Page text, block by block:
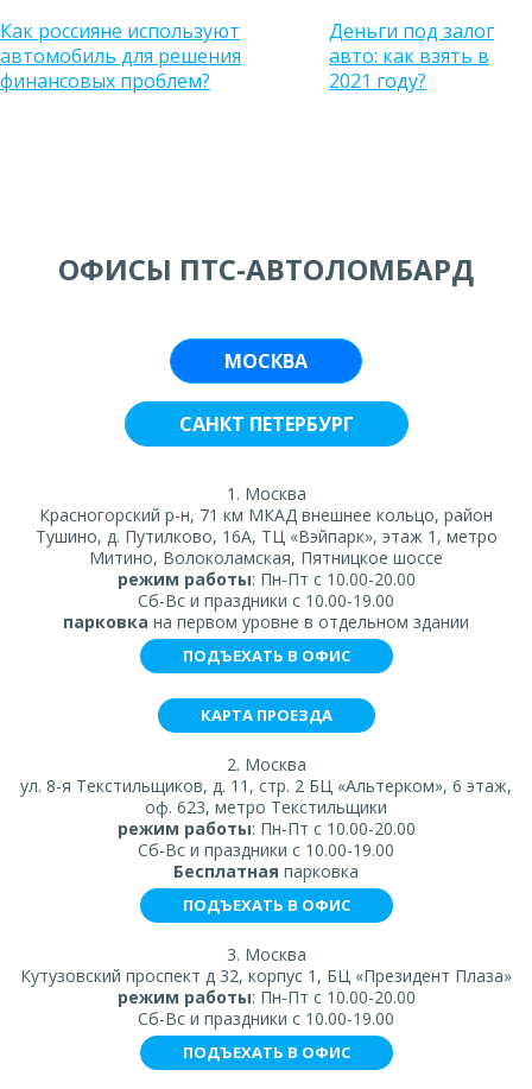
Как россияне используют
автомобиль для решения
финансовых проблем?
Деньги под залог
авто: как взять в
2021 году?
ОФИСЫ ПТС-АВТОЛОМБАРД
МОСКВА
САНКТ ПЕТЕРБУРГ
1. Москва
Красногорский р-н, 71 км МКАД внешнее кольцо, район
Тушино, д. Путилково, 16А, ТЦ «Вэйпарк», этаж 1, метро
Митино, Волоколамская, Пятницкое шоссе
режим работы: Пн-Пт с 10.00-20.00
Сб-Вс и праздники с 10.00-19.00
парковка на первом уровне в отдельном здании
ПОДЪЕХАТЬ В ОФИС
КАРТА ПРОЕЗДА
2. Москва
ул. 8-я Текстильщиков, д. 11, стр. 2 БЦ «Альтерком», 6 этаж,
оф. 623, метро Текстильщики
режим работы: Пн-Пт с 10.00-20.00
Сб-Вс и праздники с 10.00-19.00
Бесплатная парковка
ПОДЪЕХАТЬ В ОФИС
3. Москва
Кутузовский проспект д 32, корпус 1, БЦ «Президент Плаза»
режим работы: Пн-Пт с 10.00-20.00
Сб-Вс и праздники с 10.00-19.00
ПОДЪЕХАТЬ В ОФИС